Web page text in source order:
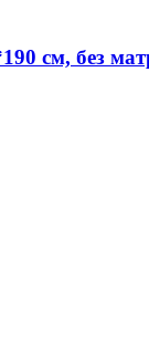
см, без